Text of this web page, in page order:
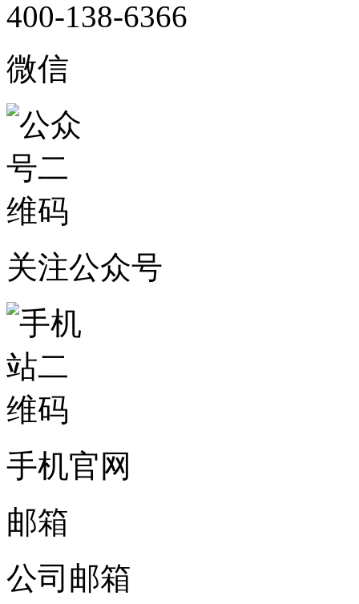
400-138-6366
微信
关注公众号
手机官网
邮箱
公司邮箱